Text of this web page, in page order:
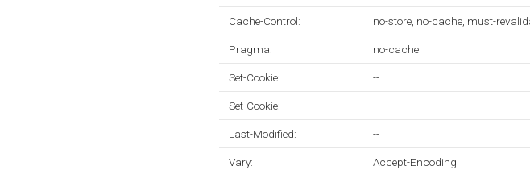
Cache-Control: no-store, no-cache, must-
Pragma: no-cache
Set-Cookie: --
Set-Cookie: --
Last-Modified: --
Vary: Accept-Encoding